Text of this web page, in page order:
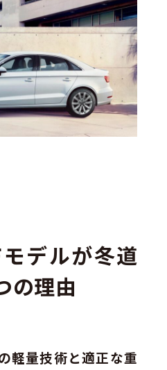
デルが冬道
の理由
軽量技術と適正な重